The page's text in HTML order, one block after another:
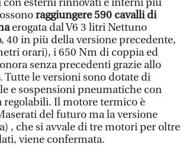
con esterni rinnovati e interni più
raggiungere 590 cavalli di
erogata dal V6 3 litri Nettuno
40 in più della versione precedente,
orari), i 650 Nm di coppia ed
senza precedenti grazie allo
Tutte le versioni sono dotate di
e sospensioni pneumatiche con
regolabili. Il motore termico è
del futuro ma la versione
, che si avvale di tre motori per oltre
viene confermata.